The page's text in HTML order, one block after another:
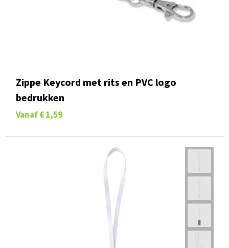
Zippe Keycord met rits en PVC logo
bedrukken
Vanaf € 1,59